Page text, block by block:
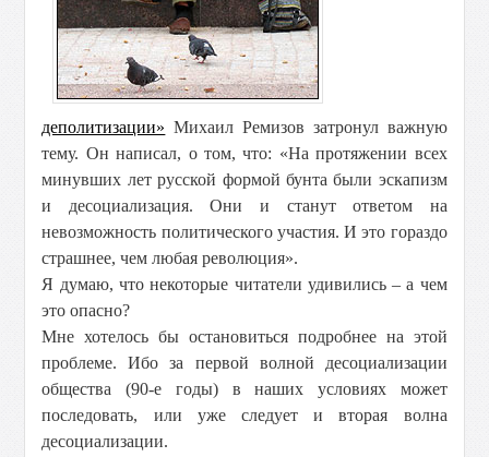
деполитизации» Михаил Ремизов затронул важную
тему. Он написал, о том, что: «На протяжении всех
минувших лет русской формой бунта были эскапизм
и десоциализация. Они и станут ответом на
невозможность политического участия. И это гораздо
страшнее, чем любая революция».
Я думаю, что некоторые читатели удивились – а чем
это опасно?
Мне хотелось бы остановиться подробнее на этой
проблеме. Ибо за первой волной десоциализации
общества (90-е годы) в наших условиях может
последовать, или уже следует и вторая волна
десоциализации.